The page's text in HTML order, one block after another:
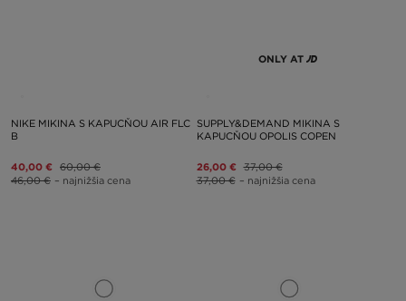
NIKE MIKINA S KAPUCŇOU AIR FLC
B
40,00 € 60,00 €
46,00 € – najnižšia cena
ONLY AT
SUPPLY&DEMAND MIKINA S
KAPUCŇOU OPOLIS COPEN
26,00 € 37,00 €
37,00 € – najnižšia cena